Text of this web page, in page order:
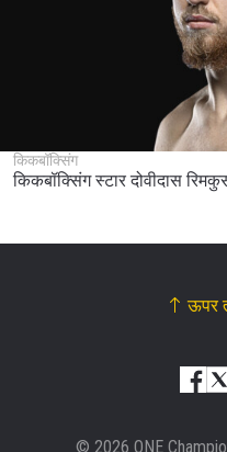
किकबॉक्सिंग
किकबॉक्सिंग स्टार दोवीदास
ऊपर
© 2026 ONE